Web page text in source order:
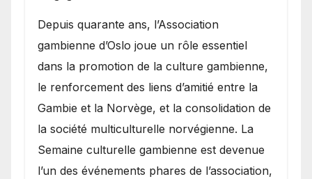
​Depuis quarante ans, l’Association
gambienne d’Oslo joue un rôle essentiel
dans la promotion de la culture gambienne,
le renforcement des liens d’amitié entre la
Gambie et la Norvège, et la consolidation de
la société multiculturelle norvégienne. La
Semaine culturelle gambienne est devenue
l’un des événements phares de l’association,